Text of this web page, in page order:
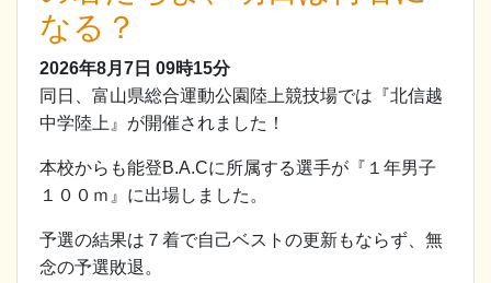
なる？
2026年8月7日 09時15分
同日、富山県総合運動公園陸上競技場では『北信越
中学陸上』が開催されました！
本校からも能登B.A.Cに所属する選手が『１年男子
１００ｍ』に出場しました。
予選の結果は７着で自己ベストの更新もならず、無
念の予選敗退。